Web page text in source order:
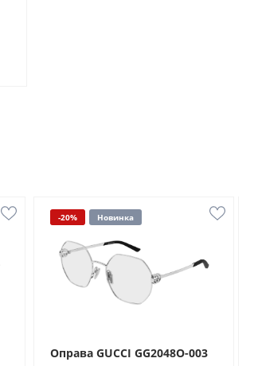
-20% Новинка
Оправа GUCCI GG2048O-003